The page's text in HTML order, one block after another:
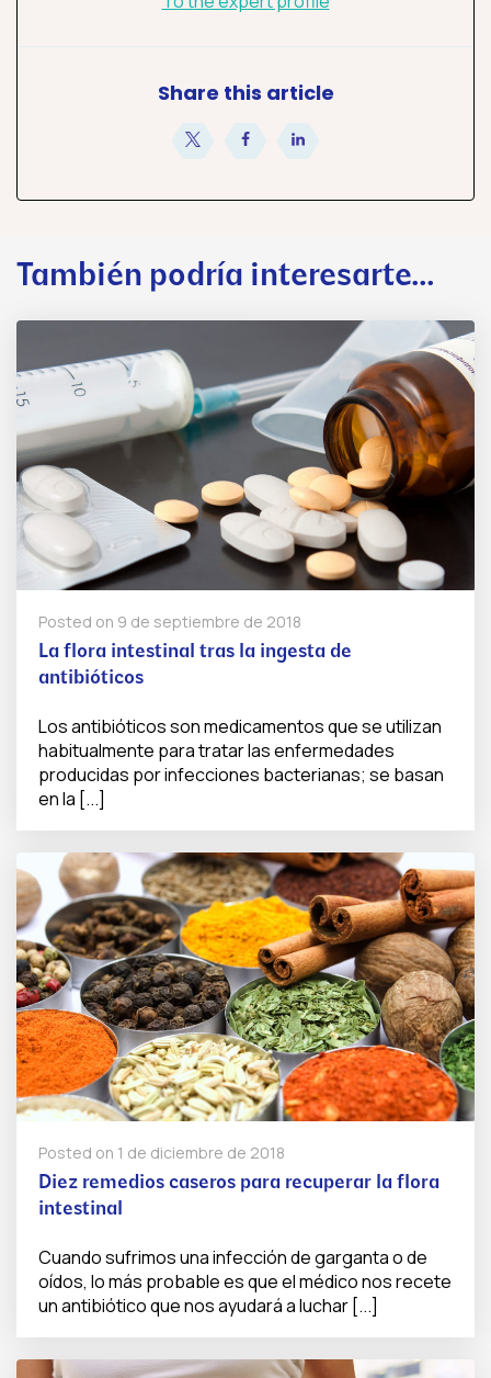
Share this article
También podría interesarte...
Posted on 9 de septiembre de 2018
La flora intestinal tras la ingesta de
antibióticos
Los antibióticos son medicamentos que se utilizan
habitualmente para tratar las enfermedades
producidas por infecciones bacterianas; se basan
en la [...]
Posted on 1 de diciembre de 2018
Diez remedios caseros para recuperar la flora
intestinal
Cuando sufrimos una infección de garganta o de
oídos, lo más probable es que el médico nos recete
un antibiótico que nos ayudará a luchar [...]